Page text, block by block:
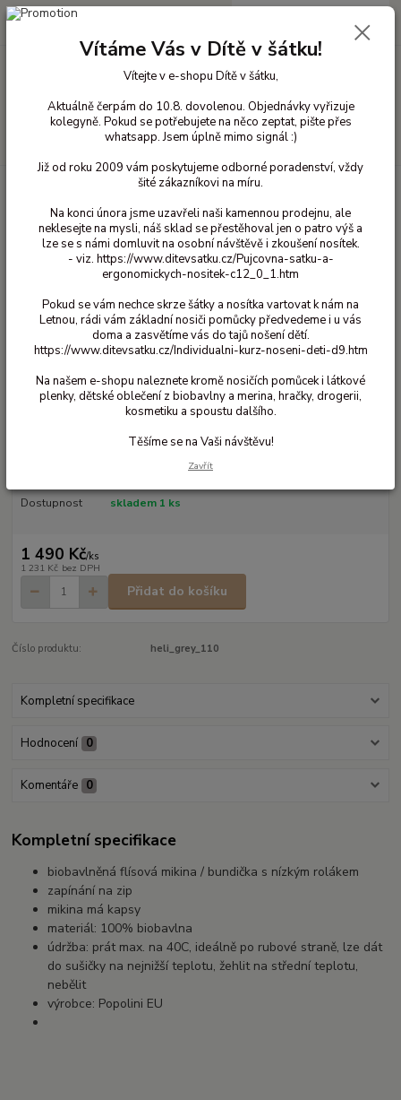
+420 603 818 836
0 Kč
Bavlněné oblečení pro děti Mikiny a kabátky bavlna
Miikina Iobio Heli - Šedý 110/116
Ohodnotit produkt
Dostupnost skladem 1 ks
1 490 Kč/ks
1 231 Kč bez DPH
Přidat do košíku
Číslo produktu: heli_grey_110
Kompletní specifikace
Hodnocení 0
Komentáře 0
Kompletní specifikace
biobavlněná flísová mikina / bundička s nízkým rolákem
zapínání na zip
mikina má kapsy
materiál: 100% biobavlna
údržba: prát max. na 40C, ideálně po rubové straně, lze dát
do sušičky na nejnižší teplotu, žehlit na střední teplotu,
nebělit
výrobce: Popolini EU
Vítáme Vás v Dítě v šátku!
Vítejte v e-shopu Dítě v šátku,
Aktuálně čerpám do 10.8. dovolenou. Objednávky vyřizuje
kolegyně. Pokud se potřebujete na něco zeptat, pište přes
whatsapp. Jsem úplně mimo signál :)
Již od roku 2009 vám poskytujeme odborné poradenství, vždy
šité zákazníkovi na míru.
Na konci února jsme uzavřeli naši kamennou prodejnu, ale
neklesejte na mysli, náš sklad se přestěhoval jen o patro výš a
lze se s námi domluvit na osobní návštěvě i zkoušení nosítek.
- viz. https://www.ditevsatku.cz/Pujcovna-satku-a-
ergonomickych-nositek-c12_0_1.htm
Pokud se vám nechce skrze šátky a nosítka vartovat k nám na
Letnou, rádi vám základní nosiči pomůcky předvedeme i u vás
doma a zasvětíme vás do tajů nošení dětí.
https://www.ditevsatku.cz/Individualni-kurz-noseni-deti-d9.htm
Na našem e-shopu naleznete kromě nosičích pomůcek i látkové
plenky, dětské oblečení z biobavlny a merina, hračky, drogerii,
kosmetiku a spoustu dalšího.
Těšíme se na Vaši návštěvu!
Zavřít